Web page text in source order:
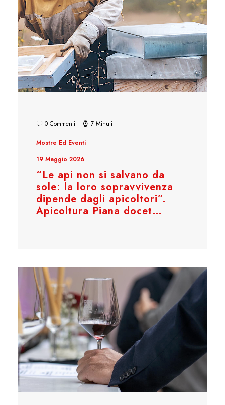
0 Commenti 7 Minuti
Mostre Ed Eventi
19 Maggio 2026
“Le api non si salvano da
sole: la loro sopravvivenza
dipende dagli apicoltori”.
Apicoltura Piana docet…